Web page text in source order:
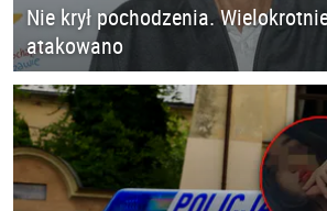
Nie krył pochodzenia.
atakowano